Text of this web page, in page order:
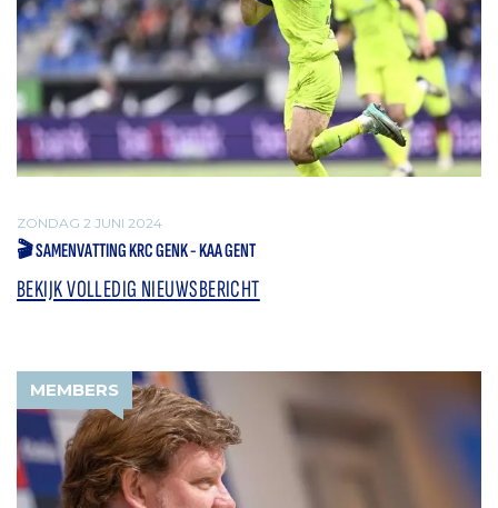
ZONDAG 2 JUNI 2024
🎬 SAMENVATTING KRC GENK - KAA GENT
BEKIJK VOLLEDIG NIEUWSBERICHT
MEMBERS